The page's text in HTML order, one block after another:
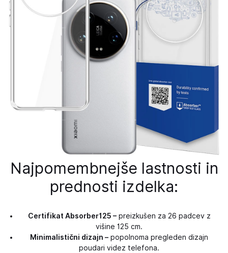
Najpomembnejše lastnosti in
prednosti izdelka:
Certifikat Absorber125 –preizkušen za 26 padcev z
višine 125 cm.
Minimalistični dizajn – popolnoma pregleden dizajn
poudari videz telefona.